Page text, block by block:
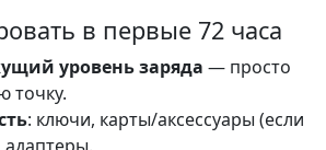
в первые 72 часа
уровень заряда — просто
точку.
: ключи, карты/аксессуары (если